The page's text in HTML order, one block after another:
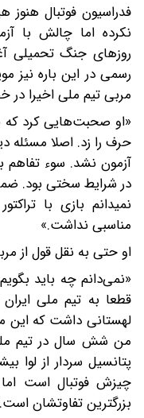
فدراسیون فوتبال
نکرده اما چالش با
روزهای جنگ تحمیلی
رسمی در این باره
مربی تیم ملی اخیرا
«او صحبت‌هایی کرد که
حرف را زد. اصلا مسئله
آزمون نشد. سوء تفاهم
در شرایط سختی بود.
نمیدانم بازی با
مناسبی نداشت.»
او حتی به نقل قول از
«نمی‌دانم چه باید
قطعا به تیم ملی
لهستانی داشت که این
من شش سال در تیم
پتانسیل سردار از لوا
چیزش فوتبال است
بزرگترین تفاوتشان